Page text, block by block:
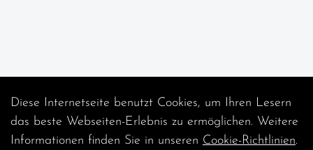
Diese Internetseite benutzt Cookies, um Ihren Lesern
das beste Webseiten-Erlebnis zu ermöglichen. Weitere
Informationen finden Sie in unseren Cookie-Richtlinien.
Auftrag widerrufen